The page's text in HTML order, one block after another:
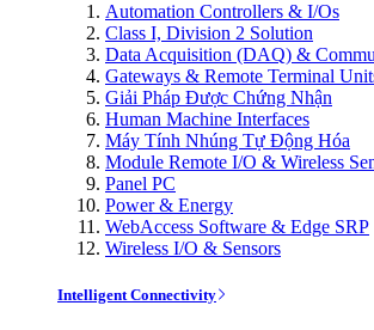
Automation Controllers & I/Os
Class I, Division 2 Solution
Data Acquisition (DAQ) &
Gateways & Remote Terminal
Giải Pháp Được Chứng Nhận
Human Machine Interfaces
Máy Tính Nhúng Tự Động Hóa
Module Remote I/O & Wireless
Panel PC
Power & Energy
WebAccess Software & Edge SRP
Wireless I/O & Sensors
Intelligent Connectivity